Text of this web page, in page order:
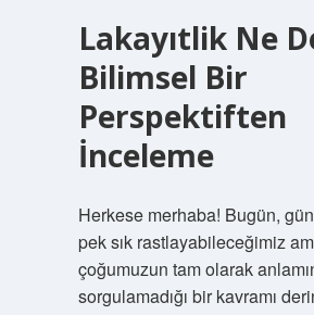
Lakayıtlik Ne
Bilimsel Bir
Perspektiften
İnceleme
Herkese merhaba! Bugün,
pek sık rastlayabileceğimiz
çoğumuzun tam olarak
sorgulamadığı bir kavramı